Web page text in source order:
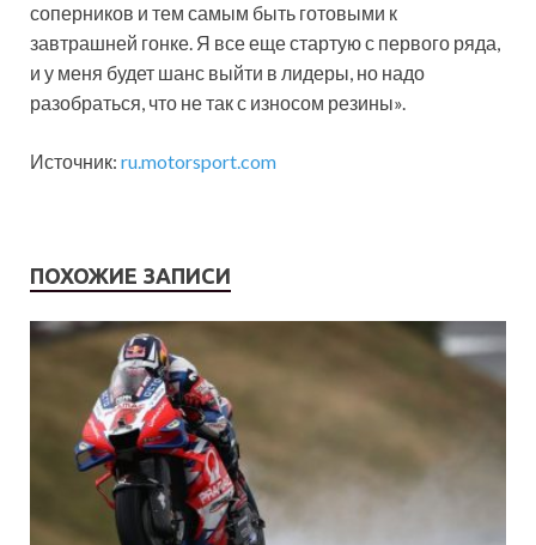
соперников и тем самым быть готовыми к
завтрашней гонке. Я все еще стартую с первого ряда,
и у меня будет шанс выйти в лидеры, но надо
разобраться, что не так с износом резины».
Источник: ru.motorsport.com
ПОХОЖИЕ ЗАПИСИ